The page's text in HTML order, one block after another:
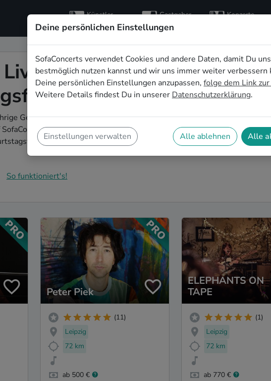
Künstler
entdecken
Gastgeber Konzerte
Musik für die
in Jena
Geburtstagsfeier in Jena zu einem unvergesslichen Erlebnis
SofaConcerts genau richtig! Hier findest Du Electronic Musiker*innen
in Jena, die genau zu Deiner Feier und Deinen Wünschen
So funktioniert's!
Peter Piek
(11)
Leipzig
72 km
ab 500 €
ELEPHANTS ON
TAPE
(1)
Leipzig
72 km
ab 770 €
Deine persönlichen Einstellungen
SofaConcerts verwendet Cookies und andere Daten, damit Du
bestmöglich nutzen kannst und wir uns immer weiter verbessern
Deine persönlichen Einstellungen anzupassen, folge dem Link
Weitere Details findest Du in unserer Datenschutzerklärung.
Einstellungen verwalten Alle ablehnen Alle